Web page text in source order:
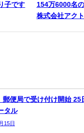
子です
154万6000名
株式会社アクト
郵便局で受け付け開始
タル
15日